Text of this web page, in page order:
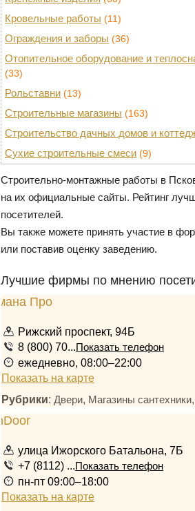
Кровельные работы (11)
Ограждения и заборы (36)
Отопительное оборудование и
(33)
Рольставни (13)
Строительные магазины (163)
Строительство дачных домов и
Сухие строительные смеси (9)
Строительно-монтажные работы в
на их официальные сайты. Рейтинг
посетителей.
Вы также можете принять участие в
или поставив оценку заведению.
Лучшие фирмы по мнению
Рижский проспект, 94Б
8 (800) 70...Показать телефон
ежедневно, 08:00–22:00
Показать на карте
Рубрики: Двери, Магазины сантехники,
улица Ижорского Батальона, 7Б
+7 (8112) ...Показать телефон
пн-пт 09:00–18:00
Показать на карте